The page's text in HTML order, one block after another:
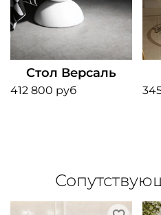
Стол Версаль
412 800 руб